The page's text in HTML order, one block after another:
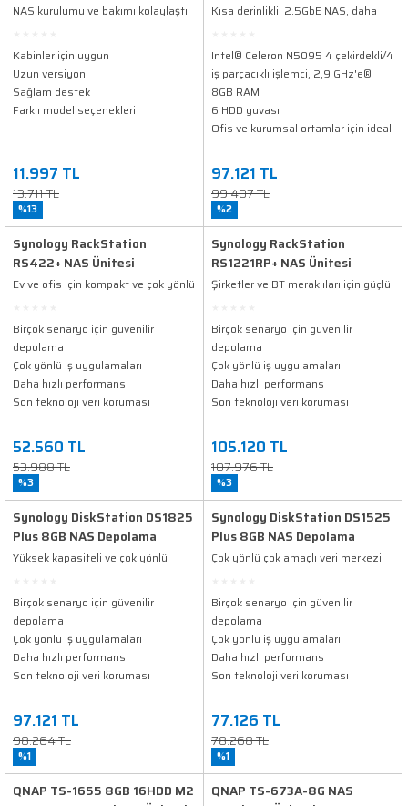
NAS kurulumu ve bakımı kolaylaştı
Kabinler için uygun
Uzun versiyon
Sağlam destek
Farklı model seçenekleri
11.997 TL
13.711 TL
%13
Kısa derinlikli, 2.5GbE NAS, daha
Intel® Celeron N5095 4 çekirdekli/4
iş parçacıklı işlemci, 2,9 GHz'e®
8GB RAM
6 HDD yuvası
Ofis ve kurumsal ortamlar için ideal
97.121 TL
99.407 TL
%2
Synology RackStation
RS422+ NAS Ünitesi
Ev ve ofis için kompakt ve çok yönlü
Birçok senaryo için güvenilir
depolama
Çok yönlü iş uygulamaları
Daha hızlı performans
Son teknoloji veri koruması
52.560 TL
53.988 TL
%3
Synology RackStation
RS1221RP+​ NAS Ünitesi
Şirketler ve BT meraklıları için güçlü
Birçok senaryo için güvenilir
depolama
Çok yönlü iş uygulamaları
Daha hızlı performans
Son teknoloji veri koruması
105.120 TL
107.976 TL
%3
Synology DiskStation DS1825
Plus 8GB NAS Depolama
Ünitesi
Yüksek kapasiteli ve çok yönlü
Birçok senaryo için güvenilir
depolama
Çok yönlü iş uygulamaları
Daha hızlı performans
Son teknoloji veri koruması
97.121 TL
98.264 TL
%1
Synology DiskStation DS1525
Plus 8GB NAS Depolama
Ünitesi
Çok yönlü çok amaçlı veri merkezi
Birçok senaryo için güvenilir
depolama
Çok yönlü iş uygulamaları
Daha hızlı performans
Son teknoloji veri koruması
77.126 TL
78.268 TL
%1
QNAP TS-1655 8GB 16HDD M2
QNAP TS-673A-8G NAS